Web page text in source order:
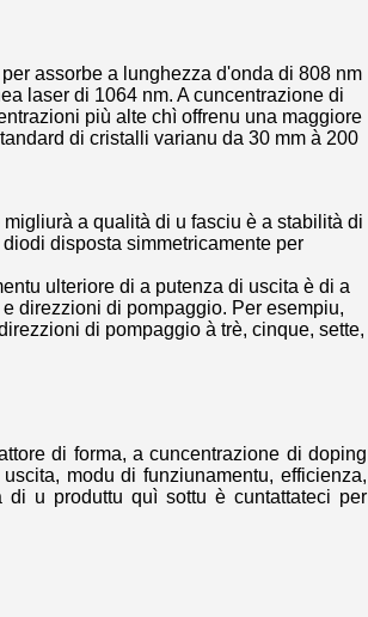
assorbe a lunghezza d'onda di 808 nm
laser di 1064 nm. A cuncentrazione di
più alte chì offrenu una maggiore
di cristalli varianu da 30 mm à 200
a qualità di u fasciu è a stabilità di
disposta simmetricamente per
ulteriore di a putenza di uscita è di a
direzzioni di pompaggio. Per esempiu,
di pompaggio à trè, cinque, sette,
di forma, a cuncentrazione di doping
modu di funziunamentu, efficienza,
u produttu quì sottu è cuntattateci per